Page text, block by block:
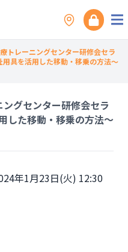
トレーニングセンター研修会セラ
用具を活用した移動・移乗の方法～
グセンター研修会セラ
した移動・移乗の方法～
年1月23日(火) 12:30